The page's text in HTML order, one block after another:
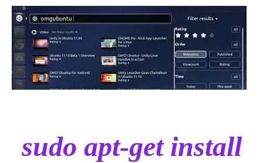
sudo apt-get install